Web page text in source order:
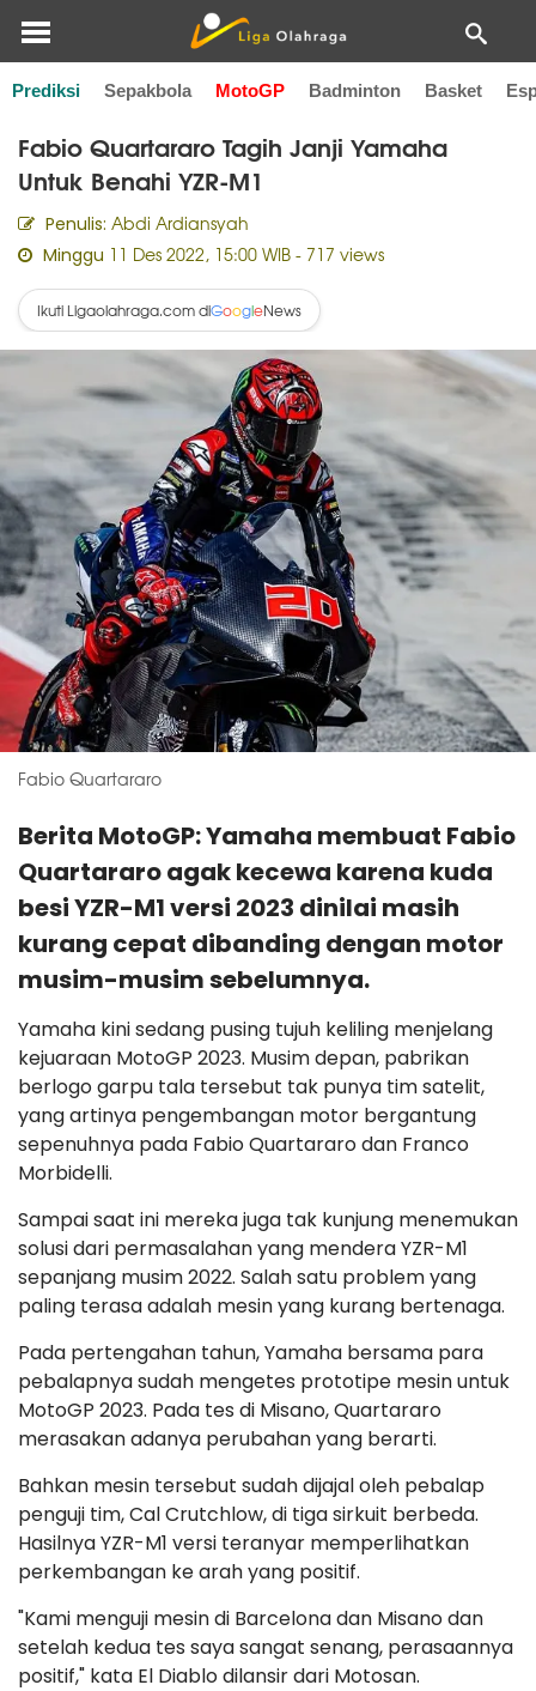
Prediksi Sepakbola MotoGP Badminton Basket
Home MotoGP
Fabio Quartararo Tagih Janji Yamaha
Untuk Benahi YZR-M1
Penulis: Abdi Ardiansyah
Minggu 11 Des 2022, 15:00 WIB - 717 views
Ikuti Ligaolahraga.com diGoogleNews
Fabio Quartararo
Berita MotoGP: Yamaha membuat Fabio
Quartararo agak kecewa karena kuda
besi YZR-M1 versi 2023 dinilai masih
kurang cepat dibanding dengan motor
musim-musim sebelumnya.
Yamaha kini sedang pusing tujuh keliling menjelang
kejuaraan MotoGP 2023. Musim depan, pabrikan
berlogo garpu tala tersebut tak punya tim satelit,
yang artinya pengembangan motor bergantung
sepenuhnya pada Fabio Quartararo dan Franco
Morbidelli.
Sampai saat ini mereka juga tak kunjung menemukan
solusi dari permasalahan yang mendera YZR-M1
sepanjang musim 2022. Salah satu problem yang
paling terasa adalah mesin yang kurang bertenaga.
Pada pertengahan tahun, Yamaha bersama para
pebalapnya sudah mengetes prototipe mesin untuk
MotoGP 2023. Pada tes di Misano, Quartararo
merasakan adanya perubahan yang berarti.
Bahkan mesin tersebut sudah dijajal oleh pebalap
penguji tim, Cal Crutchlow, di tiga sirkuit berbeda.
Hasilnya YZR-M1 versi teranyar memperlihatkan
perkembangan ke arah yang positif.
"Kami menguji mesin di Barcelona dan Misano dan
setelah kedua tes saya sangat senang, perasaannya
positif," kata El Diablo dilansir dari Motosan.